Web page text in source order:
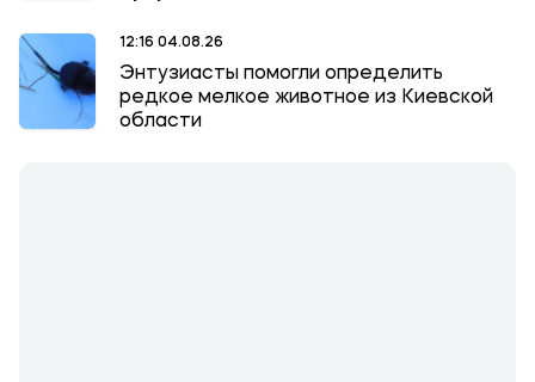
12:16 04.08.26
Энтузиасты помогли определить
редкое мелкое животное из Киевской
области